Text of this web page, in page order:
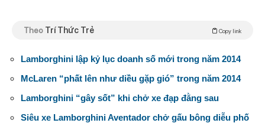
Theo Trí Thức Trẻ Copy link
Lamborghini lập kỷ lục doanh số mới trong năm 2014
McLaren “phất lên như diều gặp gió” trong năm 2014
Lamborghini “gây sốt” khi chở xe đạp đằng sau
Siêu xe Lamborghini Aventador chở gấu bông diễu phố